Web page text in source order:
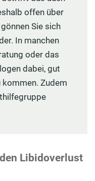
offen über
Sie sich
In manchen
oder das
dabei, gut
Zudem
Libidoverlust